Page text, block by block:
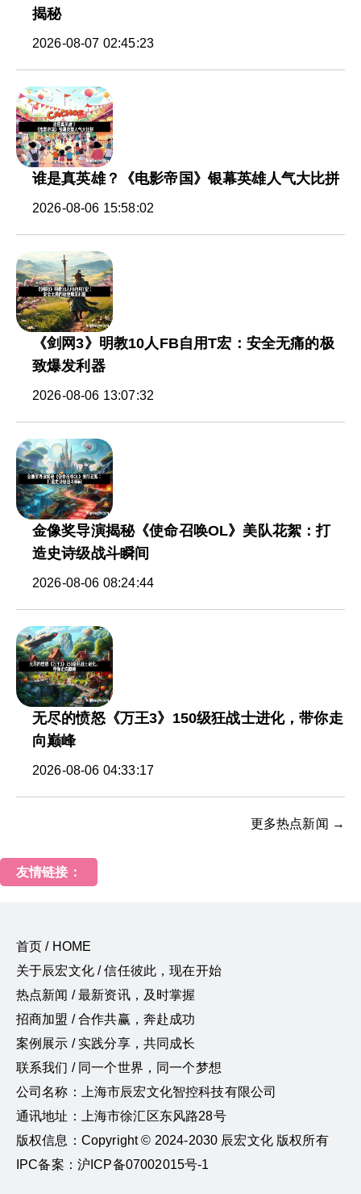
揭秘
2026-08-07 02:45:23
谁是真英雄？《电影帝国》银幕英雄人气大比拼
2026-08-06 15:58:02
《剑网3》明教10人FB自用T宏：安全无痛的极
致爆发利器
2026-08-06 13:07:32
金像奖导演揭秘《使命召唤OL》美队花絮：打
造史诗级战斗瞬间
2026-08-06 08:24:44
无尽的愤怒《万王3》150级狂战士进化，带你走
向巅峰
2026-08-06 04:33:17
更多热点新闻 →
友情链接：
首页 / HOME
关于辰宏文化 / 信任彼此，现在开始
热点新闻 / 最新资讯，及时掌握
招商加盟 / 合作共赢，奔赴成功
案例展示 / 实践分享，共同成长
联系我们 / 同一个世界，同一个梦想
公司名称：上海市辰宏文化智控科技有限公司
通讯地址：上海市徐汇区东风路28号
版权信息：Copyright © 2024-2030 辰宏文化 版权所有
IPC备案：沪ICP备07002015号-1